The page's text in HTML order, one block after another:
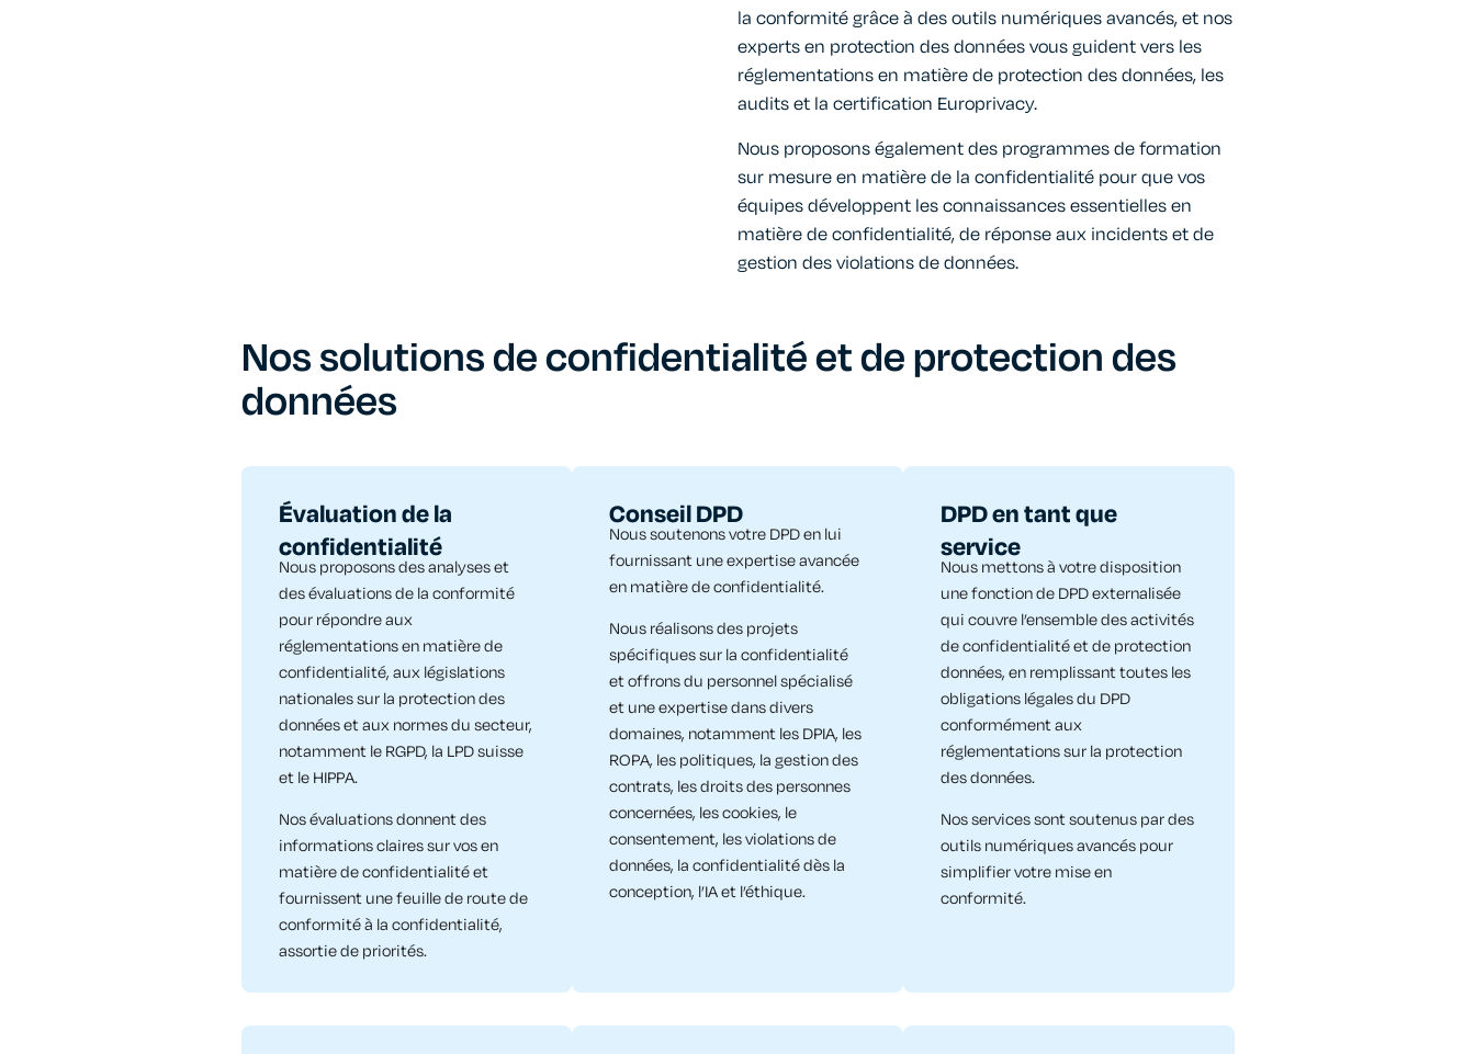
la conformité grâce à des outils numériques avancés, et nos
experts en protection des données vous guident vers les
réglementations en matière de protection des données, les
audits et la certification Europrivacy.
Nous proposons également des programmes de formation
sur mesure en matière de la confidentialité pour que vos
équipes développent les connaissances essentielles en
matière de confidentialité, de réponse aux incidents et de
gestion des violations de données.
Nos solutions de confidentialité et de protection des
données
Évaluation de la
confidentialité​
Nous proposons des analyses et
des évaluations de la conformité
pour répondre aux
réglementations en matière de
confidentialité, aux législations
nationales sur la protection des
données et aux normes du secteur,
notamment le RGPD, la LPD suisse
et le HIPPA.
Nos évaluations donnent des
informations claires sur vos en
matière de confidentialité et
fournissent une feuille de route de
conformité à la confidentialité,
assortie de priorités.
Conseil DPD
Nous soutenons votre DPD en lui
fournissant une expertise avancée
en matière de confidentialité.
Nous réalisons des projets
spécifiques sur la confidentialité
et offrons du personnel spécialisé
et une expertise dans divers
domaines, notamment les DPIA, les
ROPA, les politiques, la gestion des
contrats, les droits des personnes
concernées, les cookies, le
consentement, les violations de
données, la confidentialité dès la
conception, l’IA et l’éthique.
DPD en tant que
service
Nous mettons à votre disposition
une fonction de DPD externalisée
qui couvre l’ensemble des activités
de confidentialité et de protection
données, en remplissant toutes les
obligations légales du DPD
conformément aux
réglementations sur la protection
des données.
Nos services sont soutenus par des
outils numériques avancés pour
simplifier votre mise en
conformité.